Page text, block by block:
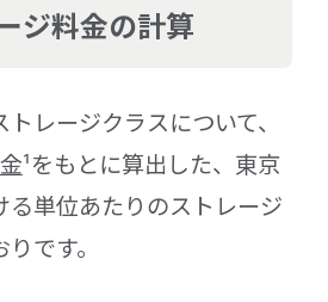
ジ料金の計算
レージクラスについて、
¹をもとに算出した、東京
る単位あたりのストレージ
です。